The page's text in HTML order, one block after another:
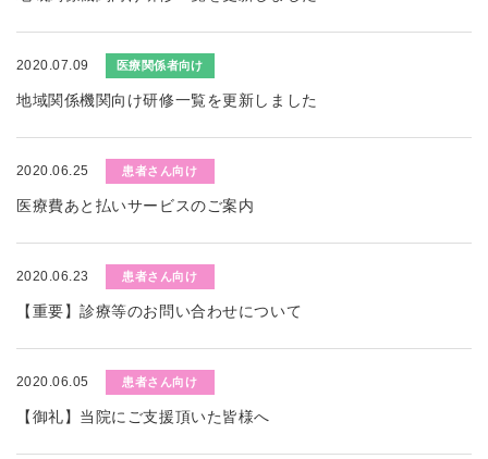
2020.07.09 医療関係者向け
地域関係機関向け研修一覧を更新しました
2020.06.25 患者さん向け
医療費あと払いサービスのご案内
2020.06.23 患者さん向け
【重要】診療等のお問い合わせについて
2020.06.05 患者さん向け
【御礼】当院にご支援頂いた皆様へ